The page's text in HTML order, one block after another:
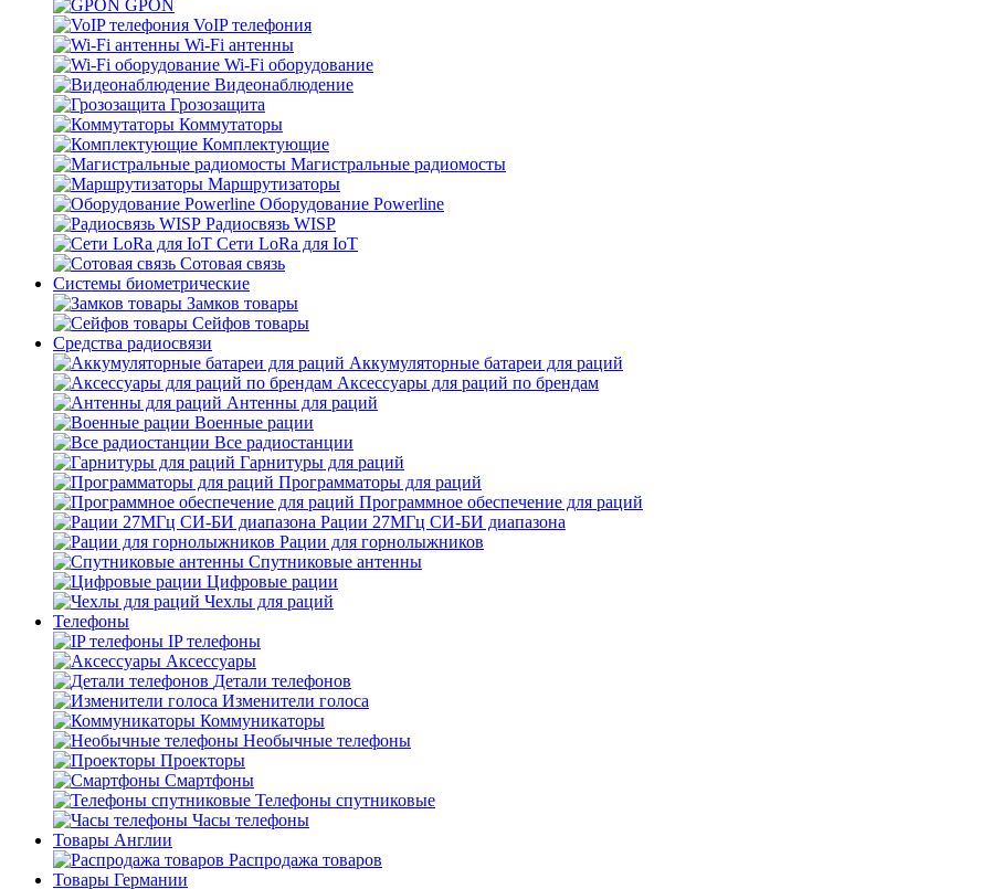
GPON
VoIP телефония
Wi-Fi антенны
Wi-Fi оборудование
Видеонаблюдение
Грозозащита
Коммутаторы
Комплектующие
Магистральные радиомосты
Маршрутизаторы
Оборудование Powerline
Радиосвязь WISP
Сети LoRa для IoT
Сотовая связь
Системы биометрические
Замков товары
Сейфов товары
Средства радиосвязи
Аккумуляторные батареи для раций
Аксессуары для раций по брендам
Антенны для раций
Военные рации
Все радиостанции
Гарнитуры для раций
Программаторы для раций
Программное обеспечение для раций
Рации 27МГц СИ-БИ диапазона
Рации для горнолыжников
Спутниковые антенны
Цифровые рации
Чехлы для раций
Телефоны
IP телефоны
Аксессуары
Детали телефонов
Изменители голоса
Коммуникаторы
Необычные телефоны
Проекторы
Смартфоны
Телефоны спутниковые
Часы телефоны
Товары Англии
Распродажа товаров
Товары Германии